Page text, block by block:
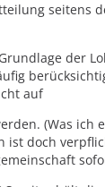
seitens
der
auf
(Was ich
ist doch